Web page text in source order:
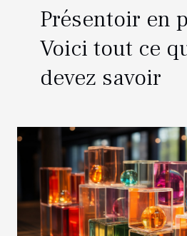
Présentoir en
Voici tout ce
devez savoir